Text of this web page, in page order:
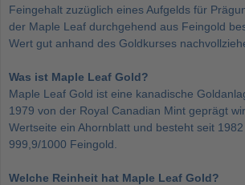
Feingehalt zuzüglich eines Aufgelds für
der Maple Leaf durchgehend aus Feingold
Wert gut anhand des Goldkurses
Was ist Maple Leaf Gold?
Maple Leaf Gold ist eine kanadische
1979 von der Royal Canadian Mint geprägt
Wertseite ein Ahornblatt und besteht seit
999,9/1000 Feingold.
Welche Reinheit hat Maple Leaf Gold?